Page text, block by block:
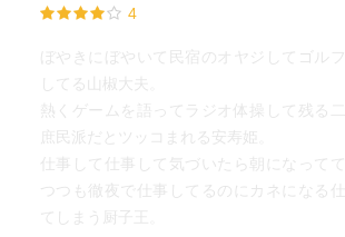
4
ぼやきにぼやいて民宿のオヤジしてゴルフ
してる山椒大夫。
熱くゲームを語ってラジオ体操して残る
庶民派だとツッコまれる安寿姫。
仕事して仕事して気づいたら朝になってて
つつも徹夜で仕事してるのにカネになる仕
てしまう厨子王。